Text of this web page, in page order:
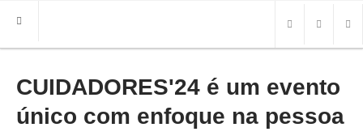
HOME
FREGUESIA
INFO
CUIDADORES'24 é um evento
único com enfoque na pessoa